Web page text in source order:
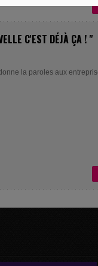
C'EST DÉJÀ ÇA ! "
la paroles aux